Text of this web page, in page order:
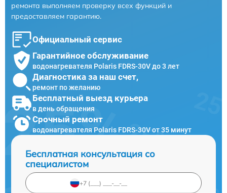
ремонта выполняем проверку всех функций и
предоставляем гарантию.
Официальный сервис
Гарантийное обслуживание
водонагревателя Polaris FDRS-30V до 3 лет
Диагностика за наш счет,
ремонт по желанию
Бесплатный выезд курьера
в день обращения
Срочный ремонт
водонагревателя Polaris FDRS-30V от 35 минут
Бесплатная консультация со
специалистом